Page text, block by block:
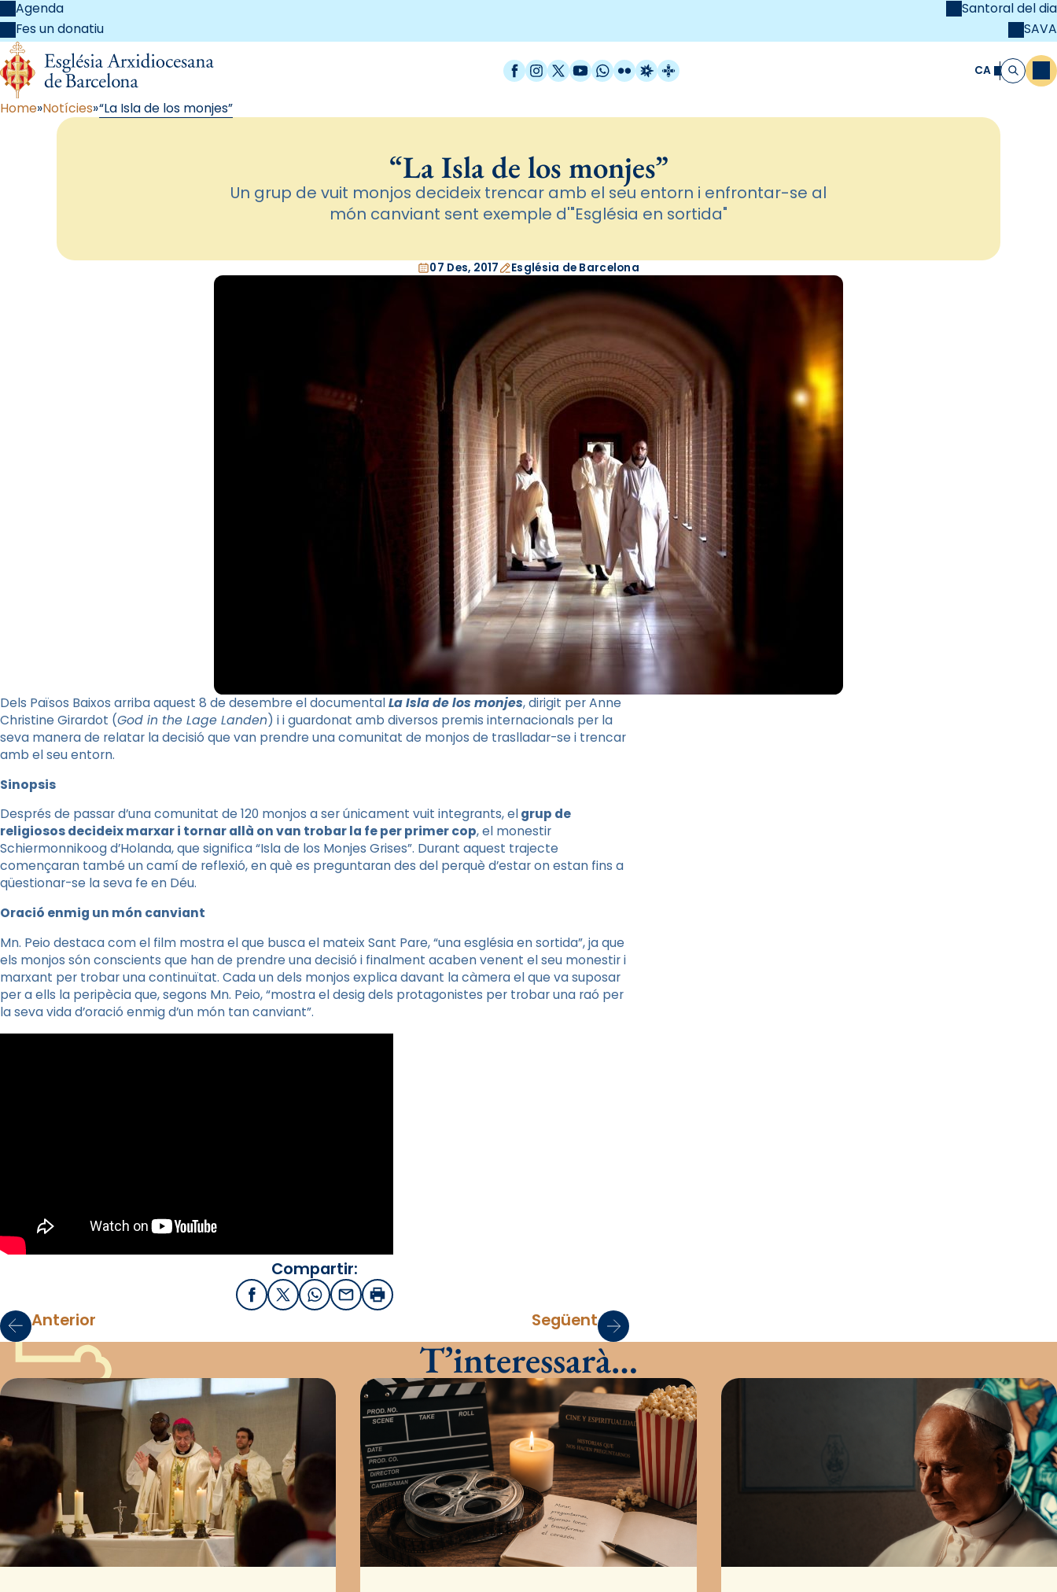
Agenda
Fes un donatiu
Santoral del dia
SAVA
Facebook
Instagram
X / Twitter
YouTube
WhatsApp
FlickrRadio Estel
Catalunya Cristiana CA Cerca
Home Notícies “La Isla de los monjes”
“La Isla de los monjes”
Un grup de vuit monjos decideix trencar amb el seu entorn i enfrontar-se al
món canviant sent exemple d'"Església en sortida"
07 Des, 2017 Església de Barcelona
Dels Països Baixos arriba aquest 8 de desembre el documentalLaIsladelos monjes, dirigit perAnne
Christine Girardot (God in the Lage Landen) i iguardonat amb diversos premis internacionals per la
seva manera de relatar la decisió que van prendre una comunitat de monjos de traslladar-se i trencar
amb el seu entorn.
Sinopsis
Després de passar d’una comunitat de 120 monjos a ser únicament vuit integrants, elgrup de
religiosos decideix marxar i tornar allà on van trobar la fe per primer cop, el monestir
Schiermonnikoogd’Holanda, que significa “Islade los Monjes Grises”. Durant aquest trajecte
començaran també un camí de reflexió, en què es preguntaran des del perquè d’estar on estan fins a
qüestionar-se la seva fe en Déu.
Oració enmig un món canviant
Mn. Peio destaca com el film mostra el que busca el mateix Sant Pare, “unaesglésiaen sortida”, ja que
els monjos són conscients que han de prendre una decisió i finalment acaben venent el seu monestir i
marxant per trobar una continuïtat. Cada un dels monjos explica davant la càmera el que va suposar
per a ells la peripècia que, segons Mn. Peio, “mostra el desig dels protagonistes per trobar una raó per
la seva vida d’oració enmig d’un món tan canviant”.
Compartir:
FacebookX / Twitter
WhatsApp
EmailImprimir
Anterior Següent
T’interessarà…